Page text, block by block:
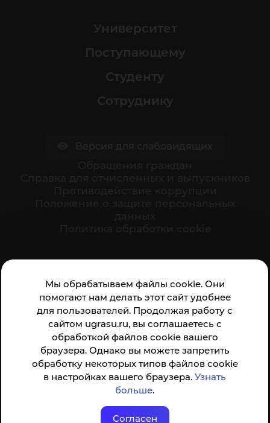
Мы обрабатываем файлы cookie. Они
помогают нам делать этот сайт удобнее
для пользователей. Продолжая работу с
сайтом ugrasu.ru, вы соглашаетесь с
обработкой файлов cookie вашего
браузера. Однако вы можете запретить
обработку некоторых типов файлов cookie
в настройках вашего браузера.Узнать
больше.
Согласен
Университет
Поступающему
Студенту
Сотруднику
организации:
Анкета доступна по QR-коду, а так же по прямой
ссылке